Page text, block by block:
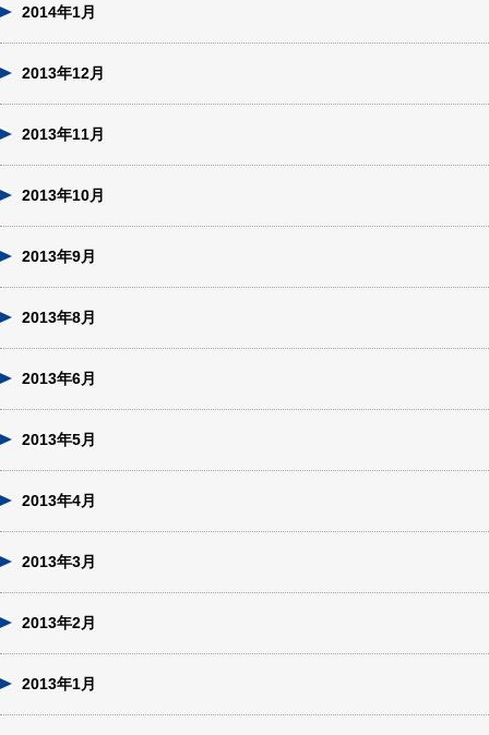
2014年1月
2013年12月
2013年11月
2013年10月
2013年9月
2013年8月
2013年6月
2013年5月
2013年4月
2013年3月
2013年2月
2013年1月